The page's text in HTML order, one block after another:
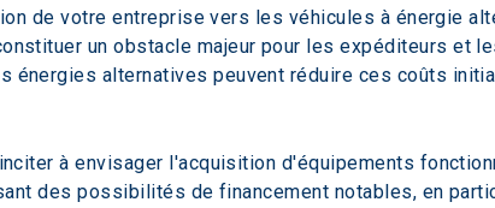
de votre entreprise vers les véhicules à énergie
un obstacle majeur pour les expéditeurs et
énergies alternatives peuvent réduire ces coûts
à envisager l'acquisition d'équipements
des possibilités de financement notables, en